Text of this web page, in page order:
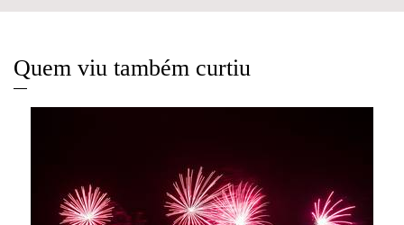
Quem viu também curtiu